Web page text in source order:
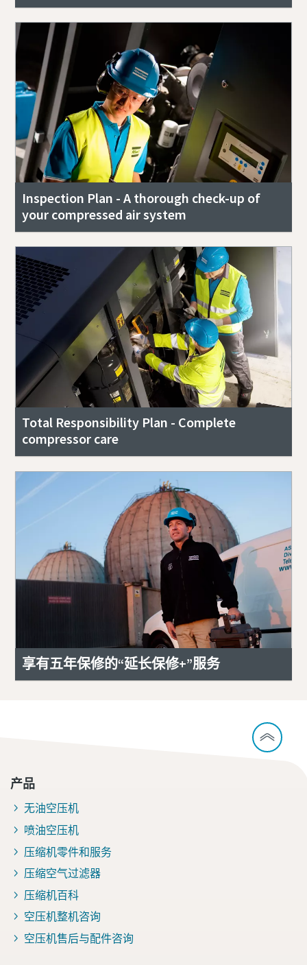
Inspection Plan - A thorough check-up of
your compressed air system
Total Responsibility Plan - Complete
compressor care
享有五年保修的“延长保修+”服务
产品
无油空压机
喷油空压机
压缩机零件和服务
压缩空气过滤器
压缩机百科
空压机整机咨询
空压机售后与配件咨询